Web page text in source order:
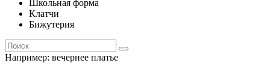
Школьная форма
Клатчи
Бижутерия
Например: вечернее платье